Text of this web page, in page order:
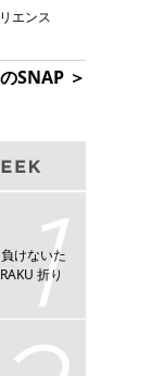
エンス
SNAP ＞
けないた
折り